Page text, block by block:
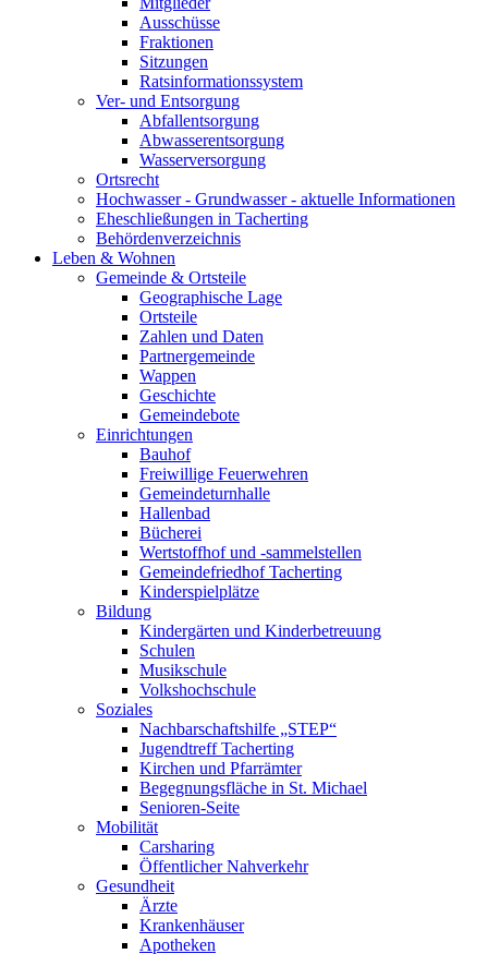
Ausschüsse
Fraktionen
Sitzungen
Ratsinformationssystem
Ver- und Entsorgung
Abfallentsorgung
Abwasserentsorgung
Wasserversorgung
Ortsrecht
Hochwasser - Grundwasser - aktuelle Informationen
Eheschließungen in Tacherting
Behördenverzeichnis
Leben & Wohnen
Gemeinde & Ortsteile
Geographische Lage
Ortsteile
Zahlen und Daten
Partnergemeinde
Wappen
Geschichte
Gemeindebote
Einrichtungen
Bauhof
Freiwillige Feuerwehren
Gemeindeturnhalle
Hallenbad
Bücherei
Wertstoffhof und -sammelstellen
Gemeindefriedhof Tacherting
Kinderspielplätze
Bildung
Kindergärten und Kinderbetreuung
Schulen
Musikschule
Volkshochschule
Soziales
Nachbarschaftshilfe „STEP“
Jugendtreff Tacherting
Kirchen und Pfarrämter
Begegnungsfläche in St. Michael
Senioren-Seite
Mobilität
Carsharing
Öffentlicher Nahverkehr
Gesundheit
Ärzte
Krankenhäuser
Apotheken